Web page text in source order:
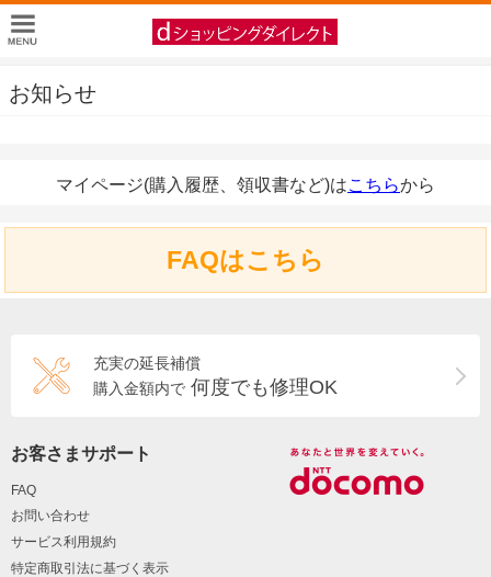
お知らせ
マイページ(購入履歴、領収書など)はこちらから
FAQはこちら
充実の延長補償
購入金額内で 何度でも修理OK
お客さまサポート
FAQ
お問い合わせ
サービス利用規約
特定商取引法に基づく表示